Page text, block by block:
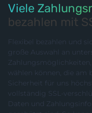
Viele
bezahlen mit
Flexibel bezahlen und
große Auswahl an
Zahlungsmöglichkeiten, damit du genau die Methode
wählen können, die am
Sicherheit für uns höchste Priorität.
vollständig SSL-
Daten und Zahlungsinformationen